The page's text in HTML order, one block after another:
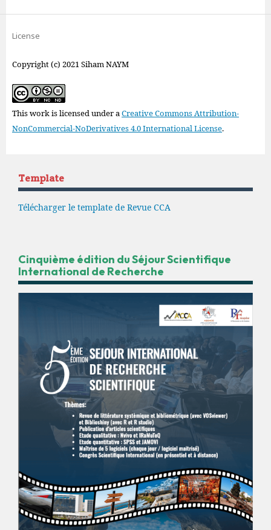
License
Copyright (c) 2021 Siham NAYM
This work is licensed under aCreative Commons Attribution-
NonCommercial-NoDerivatives 4.0 International License.
Template
Télécharger le template de Revue CCA
Cinquième édition du Séjour Scientifique
International de Recherche